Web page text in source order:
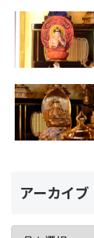
アーカイブ